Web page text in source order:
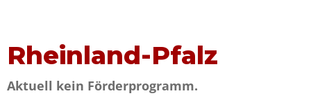
Rheinland-Pfalz
Aktuell kein Förderprogramm.